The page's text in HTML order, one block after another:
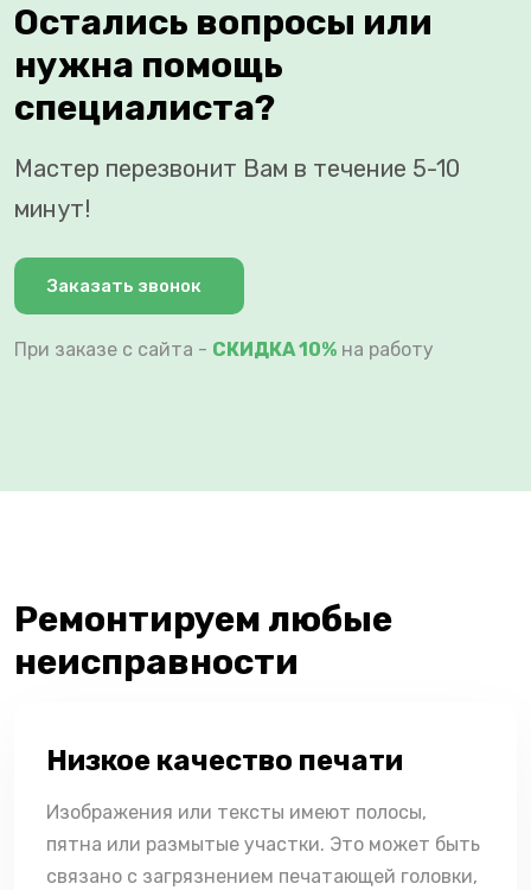
Остались вопросы или
нужна помощь
специалиста?
Мастер перезвонит Вам в течение 5-10
минут!
Заказать звонок
При заказе с сайта - СКИДКА 10% на работу
Ремонтируем любые
неисправности
Низкое качество печати
Изображения или тексты имеют полосы,
пятна или размытые участки. Это может быть
связано с загрязнением печатающей головки,